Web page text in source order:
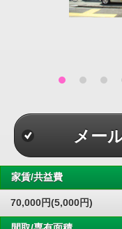
メー
家賃/共益費
70,000円(5,000円)